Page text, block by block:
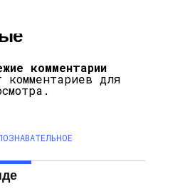
И
03.06.2026
комментарии
комментариев для